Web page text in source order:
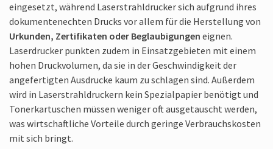
eingesetzt, während Laserstrahldrucker sich aufgrund ihres
dokumenten­echten Drucks vor allem für die Herstellung von
Urkunden, Zertifikaten oder Beglaubigungen eignen.
Laserdrucker punkten zudem in Einsatzgebieten mit einem
hohen Druckvolumen, da sie in der Geschwindigkeit der
angefertigten Ausdrucke kaum zu schlagen sind. Außerdem
wird in Laserstrahldruckern kein Spezialpapier benötigt und
Tonerkartuschen müssen weniger oft ausgetauscht werden,
was wirtschaftliche Vorteile durch geringe Verbrauchskosten
mit sich bringt.